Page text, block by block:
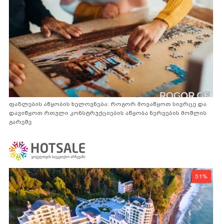
ფაზლების აწყობის ხელოვნება: როგორ მოვაწყოთ სივრცე და
დავიწყოთ რთული კონსტრუქციების აწყობა ნერვების მოშლის
გარეშე
51%